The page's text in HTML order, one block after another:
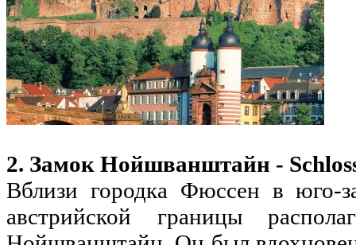
2. Замок Нойшванштайн -
Вблизи городка Фюссен в юго-
австрийской границы